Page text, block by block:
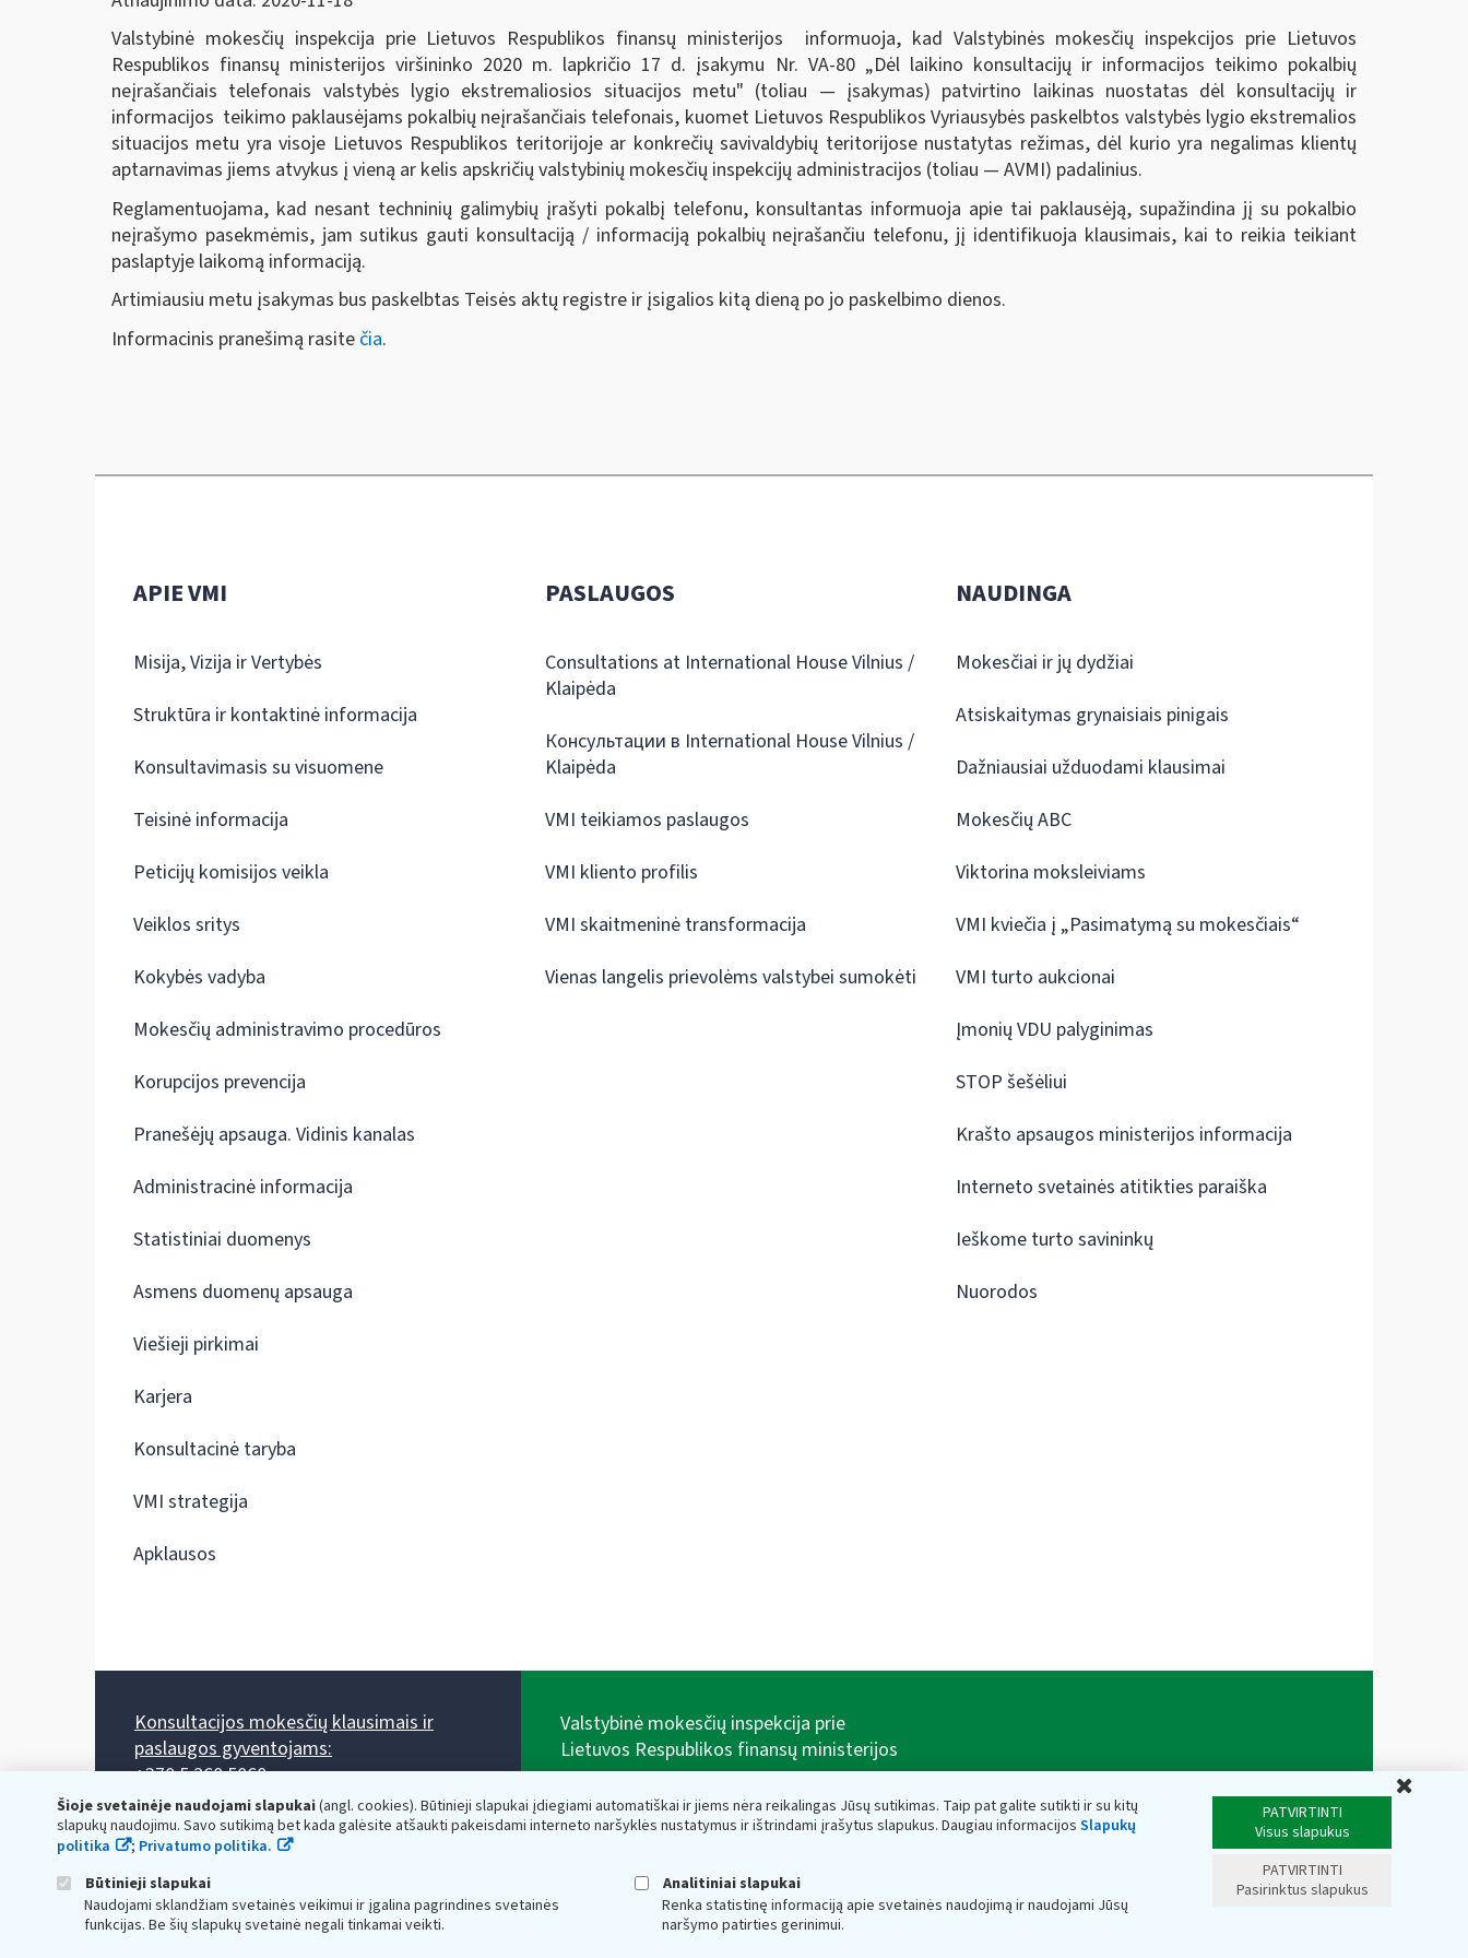
Valstybinė mokesčių inspekcija prie Lietuvos Respublikos finansų ministerijos informuoja, kad Valstybinės mokesčių inspekcijos prie Lietuvos
Respublikos finansų ministerijos viršininko 2020 m. lapkričio 17 d. įsakymu Nr. VA-80 „Dėl laikino konsultacijų ir informacijos teikimo pokalbių
neįrašančiais telefonais valstybės lygio ekstremaliosios situacijos metu" (toliau — įsakymas) patvirtino laikinas nuostatas dėl konsultacijų ir
informacijos teikimo paklausėjams pokalbių neįrašančiais telefonais, kuomet Lietuvos Respublikos Vyriausybės paskelbtos valstybės lygio ekstremalios
situacijos metu yra visoje Lietuvos Respublikos teritorijoje ar konkrečių savivaldybių teritorijose nustatytas režimas, dėl kurio yra negalimas klientų
aptarnavimas jiems atvykus į vieną ar kelis apskričių valstybinių mokesčių inspekcijų administracijos (toliau — AVMI) padalinius.
Reglamentuojama, kad nesant techninių galimybių įrašyti pokalbį telefonu, konsultantas informuoja apie tai paklausėją, supažindina jį su pokalbio
neįrašymo pasekmėmis, jam sutikus gauti konsultaciją / informaciją pokalbių neįrašančiu telefonu, jį identifikuoja klausimais, kai to reikia teikiant
paslaptyje laikomą informaciją.
Artimiausiu metu įsakymas bus paskelbtas Teisės aktų registre ir įsigalios kitą dieną po jo paskelbimo dienos.
Informacinis pranešimą rasite čia.
Šioje svetainėje naudojami slapukai(angl. cookies). Būtinieji slapukai įdiegiami automatiškai ir jiems nėra reikalingas Jūsų sutikimas. Taip pat galite sutikti ir su kitų
slapukų naudojimu. Savo sutikimą bet kada galėsite atšaukti pakeisdami interneto naršyklės nustatymus ir ištrindami įrašytus slapukus. Daugiau informacijos Slapukų
politika
; Privatumo politika.
Būtinieji slapukai
Naudojami sklandžiam svetainės veikimui ir įgalina pagrindines svetainės
funkcijas. Be šių slapukų svetainė negali tinkamai veikti.
Analitiniai slapukai
Renka statistinę informaciją apie svetainės naudojimą ir naudojami Jūsų
naršymo patirties gerinimui.
PATVIRTINTI
Visus slapukus
PATVIRTINTI
Pasirinktus slapukus
APIE VMI
Misija, Vizija ir Vertybės
Struktūra ir kontaktinė informacija
Konsultavimasis su visuomene
Teisinė informacija
Peticijų komisijos veikla
Veiklos sritys
Kokybės vadyba
Mokesčių administravimo procedūros
Korupcijos prevencija
Pranešėjų apsauga. Vidinis kanalas
Administracinė informacija
Statistiniai duomenys
Asmens duomenų apsauga
Viešieji pirkimai
Karjera
Konsultacinė taryba
VMI strategija
Apklausos
PASLAUGOS
Consultations at International House Vilnius /
Klaipėda
Консультации в International House Vilnius /
Klaipėda
VMI teikiamos paslaugos
VMI kliento profilis
VMI skaitmeninė transformacija
Vienas langelis prievolėms valstybei sumokėti
NAUDINGA
Mokesčiai ir jų dydžiai
Atsiskaitymas grynaisiais pinigais
Dažniausiai užduodami klausimai
Mokesčių ABC
Viktorina moksleiviams
VMI kviečia į „Pasimatymą su mokesčiais“
VMI turto aukcionai
Įmonių VDU palyginimas
STOP šešėliui
Krašto apsaugos ministerijos informacija
Interneto svetainės atitikties paraiška
Ieškome turto savininkų
Nuorodos
Konsultacijos mokesčių klausimais ir
paslaugos gyventojams:
+370 5 260 5060
Darbo laikas: I-IV 8.00-17.00, V 8.00-15.45.
Prieššventinę dieną - viena valanda trumpiau.
Kiekvieno mėnesio antrą penktadienį 8.00 val. - 12.00 val.
Mano VMI
Valstybinė mokesčių inspekcija prie
Lietuvos Respublikos finansų ministerijos
adresas: Vasario 16-osios g. 14, 01107 Vilnius, Lietuva,
el.paštas:vmi@vmi.lt, E. pristatymo dėžutės adresas
Lietuvos Respublikos finansų ministerijos kaupiami ir
saugomi Juridinių asmenų registre